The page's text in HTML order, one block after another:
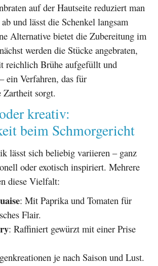
auf der Hautseite reduziert man
und lässt die Schenkel langsam
Alternative bietet die Zubereitung im
werden die Stücke angebraten,
reichlich Brühe aufgefüllt und
ein Verfahren, das für
Zartheit sorgt.
kreativ:
beim Schmorgericht
lässt sich beliebig variieren – ganz
oder exotisch inspiriert. Mehrere
diese Vielfalt:
: Mit Paprika und Tomaten für
Flair.
: Raffiniert gewürzt mit einer Prise
je nach Saison und Lust.